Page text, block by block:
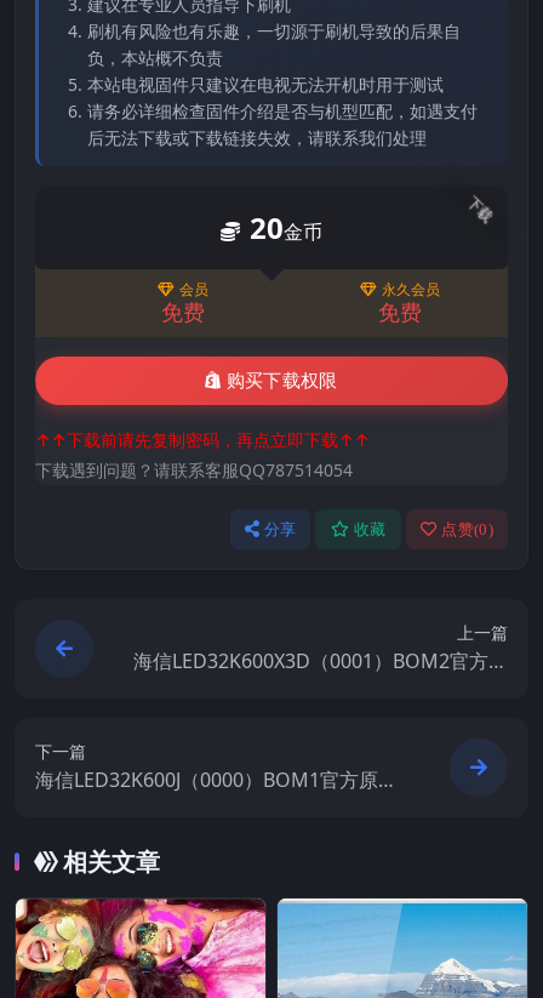
刷机有风险也有乐趣，一切源于刷机导致的后果自
负，本站概不负责
本站电视固件只建议在电视无法开机时用于测试
请务必详细检查固件介绍是否与机型匹配，如遇支付
后无法下载或下载链接失效，请联系我们处理
下载
20金币
会员
免费
永久会员
免费
购买下载权限
↑↑下载前请先复制密码，再点立即下载↑↑
下载遇到问题？请联系客服QQ787514054
分享 收藏 点赞(0)
上一篇
海信LED32K600X3D（0001）BOM2官方原
下一篇
海信LED32K600J（0000）BOM1官方原厂
相关文章